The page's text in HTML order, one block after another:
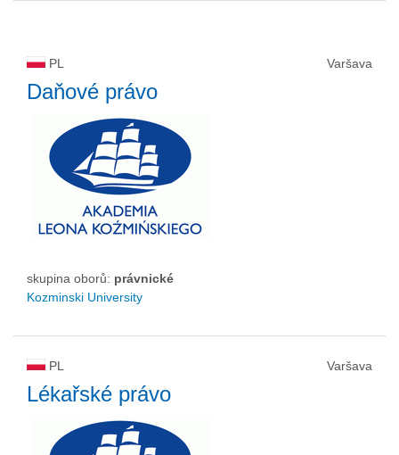
PL Varšava
Daňové právo
skupina oborů: právnické
Kozminski University
PL Varšava
Lékařské právo